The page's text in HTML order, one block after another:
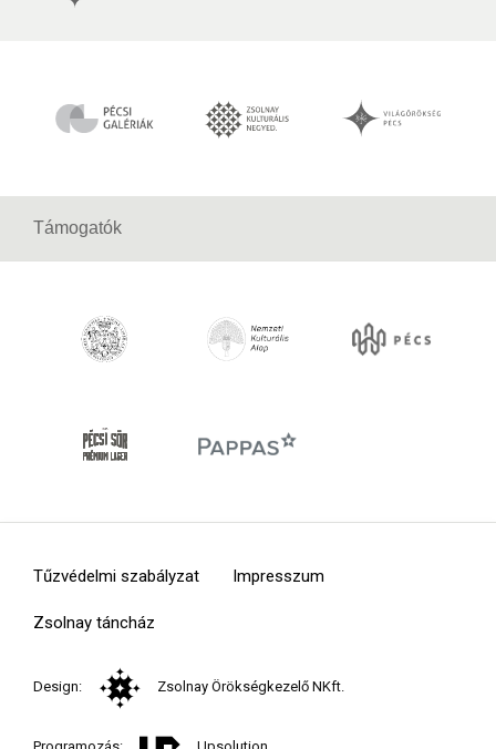
Támogatók
Tűzvédelmi szabályzat Impresszum
Zsolnay táncház
Design: Zsolnay Örökségkezelő NKft.